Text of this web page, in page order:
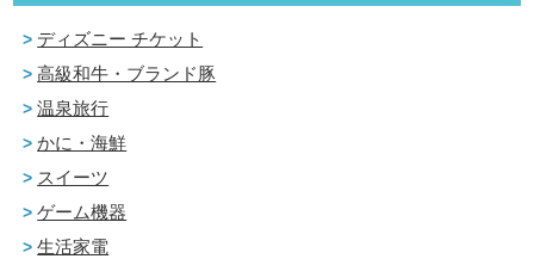
ディズニー チケット
高級和牛・ブランド豚
温泉旅行
かに・海鮮
スイーツ
ゲーム機器
生活家電